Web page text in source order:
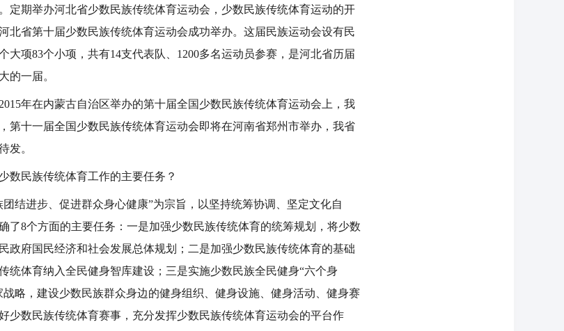
期举办河北省少数民族传统体育运动会，少数民族传统体育运动的开
北省第十届少数民族传统体育运动会成功举办。这届民族运动会设有民
大项83个小项，共有14支代表队、1200多名运动员参赛，是河北省历届
的一届。
年在内蒙古自治区举办的第十届全国少数民族传统体育运动会上，我
第十一届全国少数民族传统体育运动会即将在河南省郑州市举办，我省
发。
民族传统体育工作的主要任务？
进步、促进群众身心健康”为宗旨，以坚持统筹协调、坚定文化自
了8个方面的主要任务：一是加强少数民族传统体育的统筹规划，将少数
政府国民经济和社会发展总体规划；二是加强少数民族传统体育的基础
统体育纳入全民健身智库建设；三是实施少数民族全民健身“六个身
略，建设少数民族群众身边的健身组织、健身设施、健身活动、健身赛
少数民族传统体育赛事，充分发挥少数民族传统体育运动会的平台作